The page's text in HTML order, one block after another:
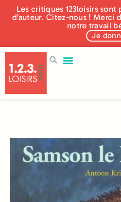
Les critiques 123loisirs
d’auteur. Citez-nous ! Merci
notre travail
Je